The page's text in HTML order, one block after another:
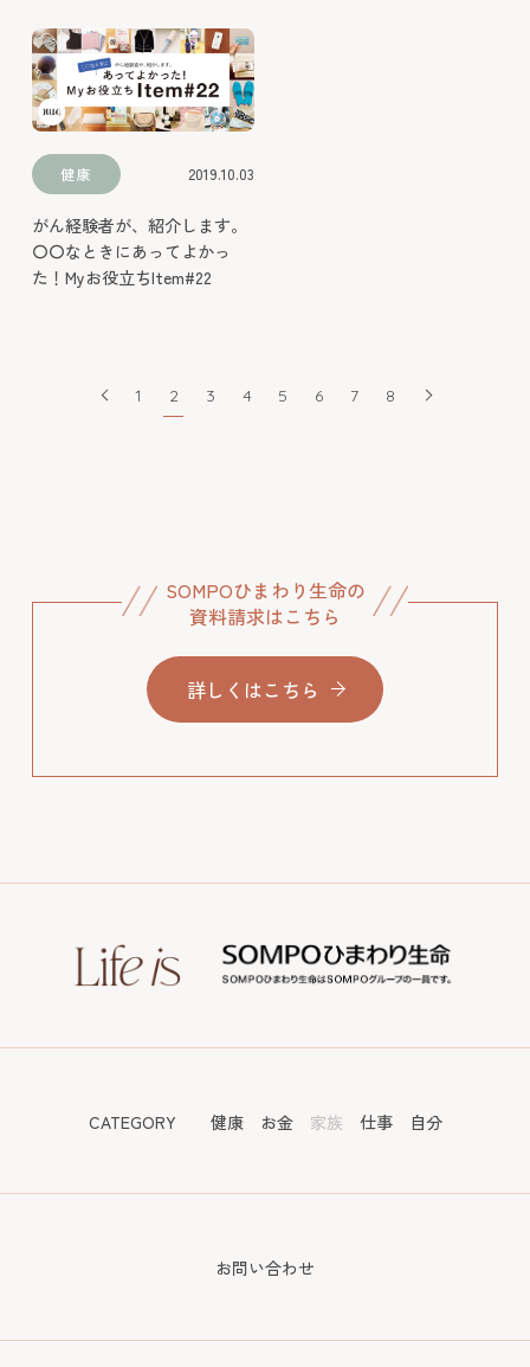
1 2 3 4 5 6 7 8
SOMPOひまわり生命の
資料請求はこちら
詳しくはこちら
CATEGORY 健康 お金 家族 仕事 自分
お問い合わせ